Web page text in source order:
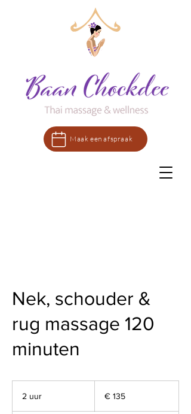
Maak een afspraak
Nek, schouder &
rug massage 120
minuten
2 uur € 135